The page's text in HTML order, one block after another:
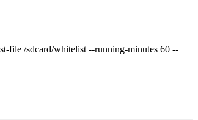
file /sdcard/whitelist --running-minutes 60 --